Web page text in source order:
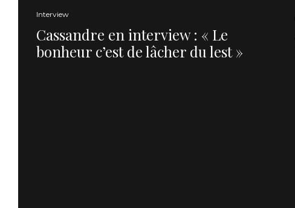
Interview
Cassandre en interview : « Le
bonheur c’est de lâcher du lest »